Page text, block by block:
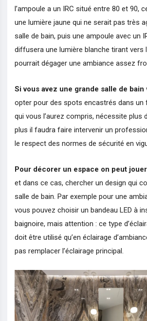
l’ampoule a un IRC situé entre 80 et 90,
une lumière jaune qui ne serait pas très
salle de bain, puis une ampoule avec un
diffusera une lumière blanche tirant vers
pourrait dégager une ambiance assez
Si vous avez une grande salle de bain
opter pour des spots encastrés dans un
qui vous l’aurez compris, nécessite plus
plus il faudra faire intervenir un
le respect des normes de sécurité en
Pour décorer un espace on peut jouer
et dans ce cas, chercher un design qui
salle de bain. Par exemple pour une
vous pouvez choisir un bandeau LED à
baignoire, mais attention : ce type
doit être utilisé qu’en éclairage
pas remplacer l’éclairage principal.